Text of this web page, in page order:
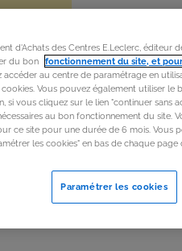
d'Achats des Centres E.Leclerc, éditeur
du bon fonctionnement du site, et
accéder au centre de paramétrage en
cookies. Vous pouvez également utiliser
si vous cliquez sur le lien "continuer sans
au bon fonctionnement du site.
ce site pour une durée de 6 mois. Vous
les cookies" en bas de chaque page
Paramétrer les cookies